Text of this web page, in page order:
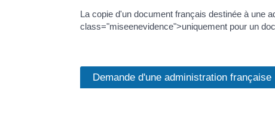
La copie d'un document français destinée à une
class="miseenevidence">uniquement pour un
Demande d'une administration française